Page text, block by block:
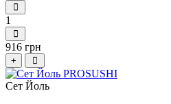
1
916 грн
+
Сет Йоль